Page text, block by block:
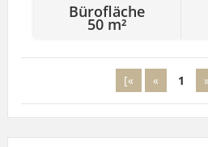
Bürofläche
50 m²
[« « 1 »